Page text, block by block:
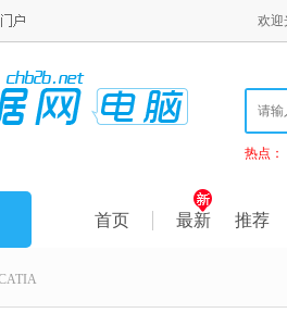
欢迎
热点：
首页 最新 推荐